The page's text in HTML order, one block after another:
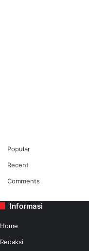
Popular
Recent
Comments
Informasi
Home
Redaksi